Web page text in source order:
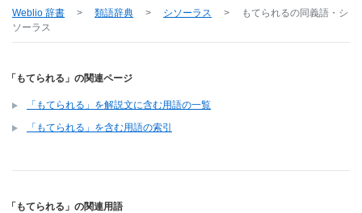
Weblio 辞書 > 類語辞典 > シソーラス > もてられるの同義語・シ
ソーラス
「もてられる」の関連ページ
「もてられる」を解説文に含む用語の一覧
「もてられる」を含む用語の索引
「もてられる」の関連用語